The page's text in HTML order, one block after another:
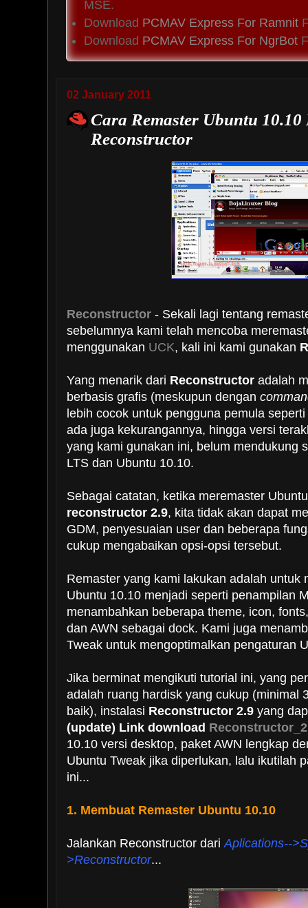
MSE.
Download PCMAV Express For Ramnit
Download PCMAV Express For NgrBot
02 January 2011
Cara Remaster Ubuntu 10.10
Reconstructor
Reconstructor - Sekali lagi tentang
sebelumnya kami telah mencoba
menggunakan UCK, kali ini kami gunakan
Yang menarik dari Reconstructor adalah
berbasis grafis (meskupun dengan
lebih cocok untuk pengguna pemula
ada juga kekurangannya, hingga versi
yang kami gunakan ini, belum mendukung
LTS dan Ubuntu 10.10.
Sebagai catatan, ketika meremaster
reconstructor 2.9, kita tidak akan dapat
GDM, penyesuaian user dan beberapa
cukup mengabaikan opsi-opsi tersebut.
Remaster yang kami lakukan adalah untuk
Ubuntu 10.10 menjadi seperti penampilan
menambahkan beberapa theme, icon,
dan AWN sebagai dock. Kami juga
Tweak untuk mengoptimalkan pengaturan
Jika berminat mengikuti tutorial ini, yang
adalah ruang hardisk yang cukup (minimal
baik), instalasi Reconstructor 2.9 yang
(update) Link download
10.10 versi desktop, paket AWN lengkap
Ubuntu Tweak jika diperlukan, lalu ikutilah
ini...
1. Membuat Remaster Ubuntu 10.10
Jalankan Reconstructor dariAplications--
>Reconstructor...